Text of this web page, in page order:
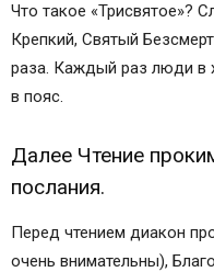
Что такое «Трисвятое»?
Крепкий, Святый
раза. Каждый раз люди в
в пояс.
Далее Чтение
послания.
Перед чтением диакон
очень внимательны),